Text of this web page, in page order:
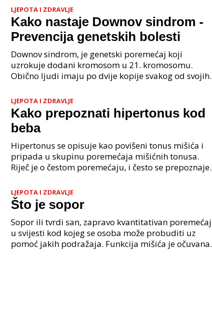
ustanovit
LJEPOTA I ZDRAVLJE
Kako nastaje Downov sindrom -
Prevencija genetskih bolesti
Downov sindrom, je genetski poremećaj koji
uzrokuje dodani kromosom u 21. kromosomu.
Obično ljudi imaju po dvije kopije svakog od svojih
imaju dodatni kromo
LJEPOTA I ZDRAVLJE
Kako prepoznati hipertonus kod
beba
Hipertonus se opisuje kao povišeni tonus mišića i
pripada u skupinu poremećaja mišićnih tonusa.
Riječ je o čestom poremećaju, i često se prepoznaje
LJEPOTA I ZDRAVLJE
Što je sopor
Sopor ili tvrdi san, zapravo kvantitativan poremećaj
u svijesti kod kojeg se osoba može probuditi uz
pomoć jakih podražaja. Funkcija mišića je očuvana,